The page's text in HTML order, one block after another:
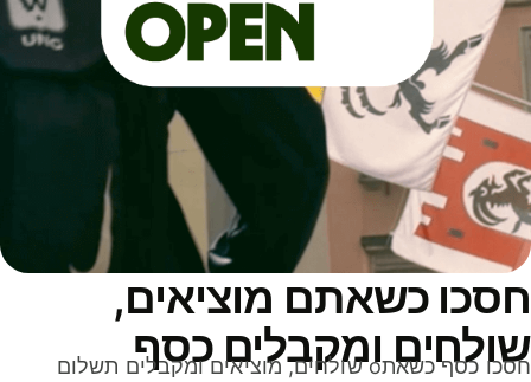
כשאתם מוציאים,
ומקבלים כסף
חסכו כסף כשאתo שולחים, מוציאים ומקבלים תשלום